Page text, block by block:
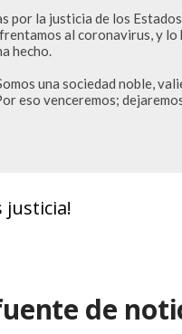
por la justicia de los
al coronavirus, y
hecho.
una sociedad noble,
eso venceremos;
justicia!
de